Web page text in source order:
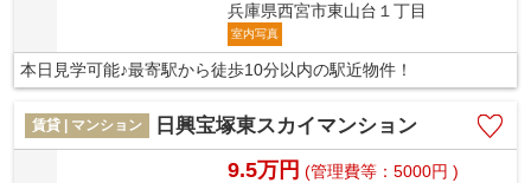
兵庫県西宮市東山台１丁目
室内写真
本日見学可能♪最寄駅から徒歩10分以内の駅近物件！
賃貸 | マンション 日興宝塚東スカイマンション
9.5万円 (管理費等：5000円 )